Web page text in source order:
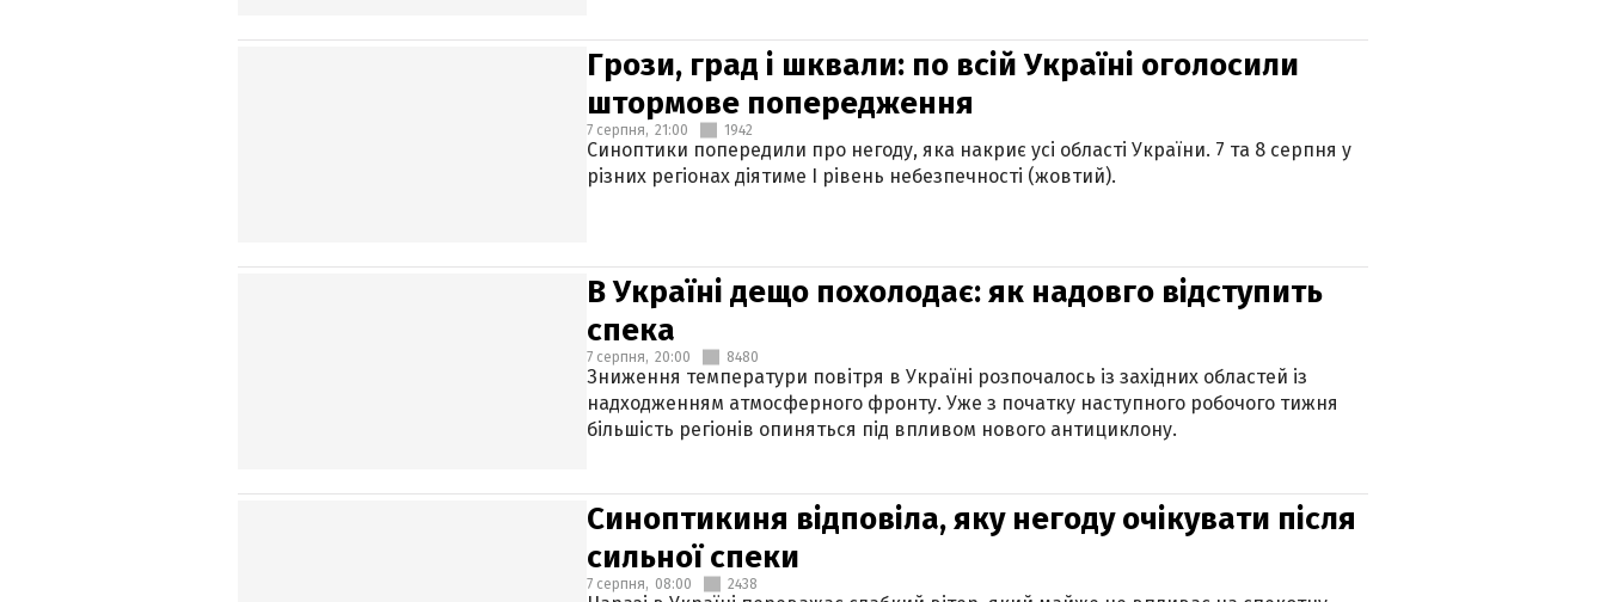
Грози, град і шквали: по всій Україні оголосили
штормове попередження
7 серпня, 21:00 1942
Синоптики попередили про негоду, яка накриє усі області України. 7 та 8 серпня у
різних регіонах діятиме І рівень небезпечності (жовтий).
В Україні дещо похолодає: як надовго відступить
спека
7 серпня, 20:00 8480
Зниження температури повітря в Україні розпочалось із західних областей із
надходженням атмосферного фронту. Уже з початку наступного робочого тижня
більшість регіонів опиняться під впливом нового антициклону.
Синоптикиня відповіла, яку негоду очікувати після
сильної спеки
7 серпня, 08:00 2438